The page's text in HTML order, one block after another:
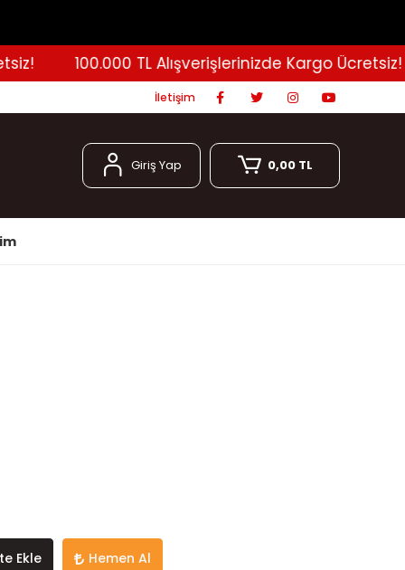
100.000 TL Alışverişlerinizde Kargo Ücretsiz!
İletişim
Giriş Yap 0,00 TL
Ekle Hemen Al